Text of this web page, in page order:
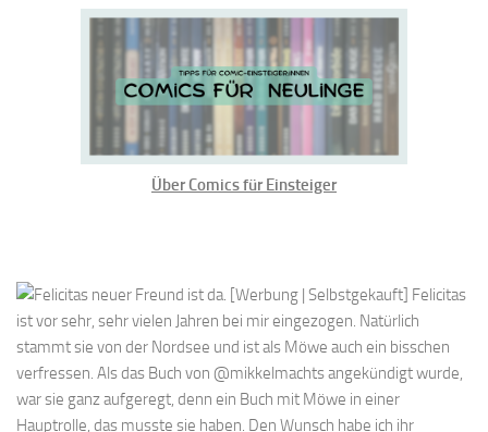
Über Comics für Einsteiger